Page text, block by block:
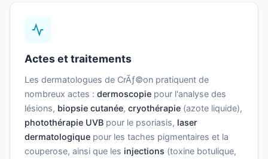
Actes et traitements
Les dermatologues de CrÃƒ©on pratiquent de
nombreux actes : dermoscopie pour l'analyse des
lésions, biopsie cutanée, cryothérapie (azote liquide),
photothérapie UVB pour le psoriasis, laser
dermatologique pour les taches pigmentaires et la
couperose, ainsi que les injections (toxine botulique,